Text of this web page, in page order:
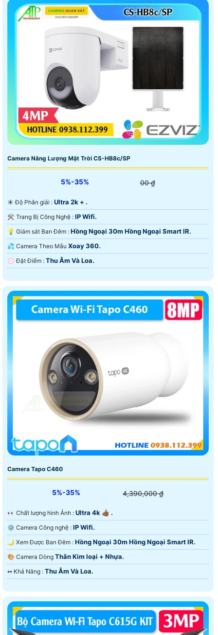
Camera Năng Lượng Mặt Trời CS-HB8c/SP
5%-35% 00 ₫
☀️ Độ Phân giải : Ultra 2k + .
⚒ Trang Bị Công Nghệ : IP Wifi.
💡 Giám sát Ban Đêm : Hồng Ngoại 30m Hồng Ngoại Smart IR.
💦 Camera Theo Mẫu Xoay 360.
️💮 Đặt Điểm : Thu Âm Và Loa.
Camera Tapo C460
5%-35% 4,390,000 ₫
️👀 Chất lượng hình Ảnh : Ultra 4k 👍🏾 .
⚙ Camera Công nghệ : IP Wifi.
🌙 Xem Được Ban Đêm : Hồng Ngoại 30m Hồng Ngoại Smart IR.
🎨 Camera Dòng Thân Kim loại + Nhựa.
️↭ Khả Năng : Thu Âm Và Loa.